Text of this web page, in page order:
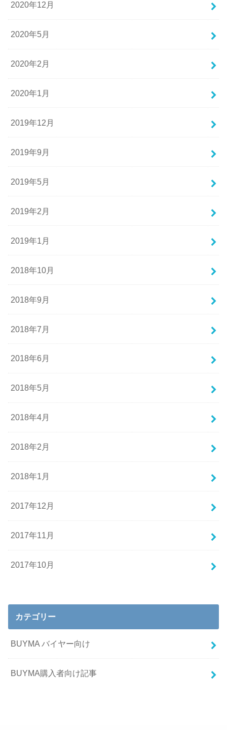
2020年12月
2020年5月
2020年2月
2020年1月
2019年12月
2019年9月
2019年5月
2019年2月
2019年1月
2018年10月
2018年9月
2018年7月
2018年6月
2018年5月
2018年4月
2018年2月
2018年1月
2017年12月
2017年11月
2017年10月
カテゴリー
BUYMA バイヤー向け
BUYMA購入者向け記事